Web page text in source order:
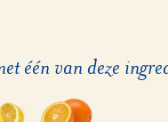
één van deze